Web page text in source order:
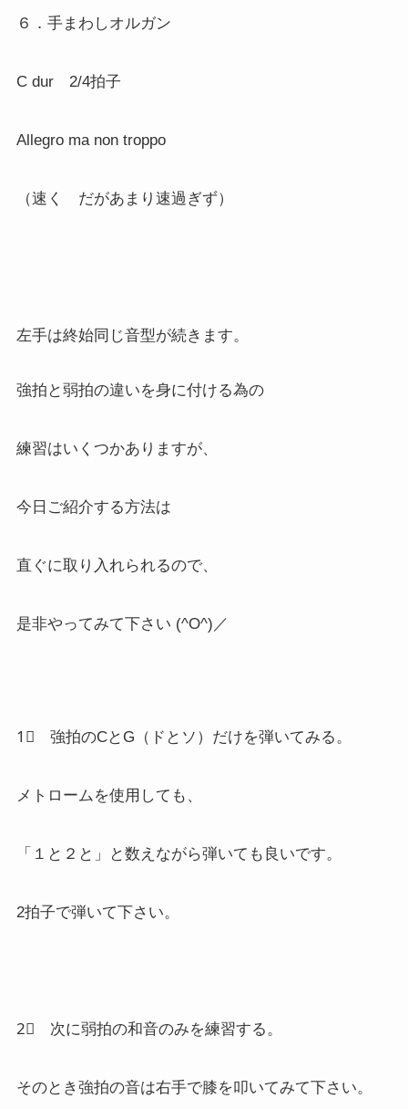
６．手まわしオルガン
C dur 2/4拍子
Allegro ma non troppo
（速く だがあまり速過ぎず）
左手は終始同じ音型が続きます。
強拍と弱拍の違いを身に付ける為の
練習はいくつかありますが、
今日ご紹介する方法は
直ぐに取り入れられるので、
是非やってみて下さい (^O^)／
1⃣ 強拍のCとG（ドとソ）だけを弾いてみる。
メトロームを使用しても、
「１と２と」と数えながら弾いても良いです。
2拍子で弾いて下さい。
2⃣ 次に弱拍の和音のみを練習する。
そのとき強拍の音は右手で膝を叩いてみて下さい。